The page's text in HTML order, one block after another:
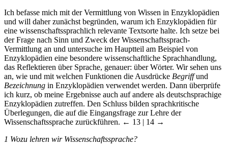
Ich befasse mich mit der Vermittlung von Wissen in Enzyklopädien
und will daher zunächst begründen, warum ich Enzyklopädien für
eine wissenschaftssprachlich relevante Textsorte halte. Ich setze bei
der Frage nach Sinn und Zweck der Wissenschaftssprach-
Vermittlung an und untersuche im Hauptteil am Beispiel von
Enzyklopädien eine besondere wissenschaftliche Sprachhandlung,
das Reflektieren über Sprache, genauer: über Wörter. Wir sehen uns
an, wie und mit welchen Funktionen die Ausdrücke Begriffund
Bezeichnung in Enzyklopädien verwendet werden. Dann überprüfe
ich kurz, ob meine Ergebnisse auch auf andere als deutschsprachige
Enzyklopädien zutreffen. Den Schluss bilden sprachkritische
Überlegungen, die auf die Eingangsfrage zur Lehre der
Wissenschaftssprache zurückführen. ← 13 | 14 →
1 Wozu lehren wir Wissenschaftssprache?